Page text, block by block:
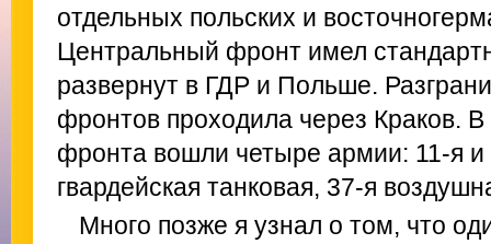
отдельных польских и
Центральный фронт имел
развернут в ГДР и Польше.
фронтов проходила через Краков.
фронта вошли четыре армии: 11-я и
гвардейская танковая, 37-я
Много позже я узнал о том, что